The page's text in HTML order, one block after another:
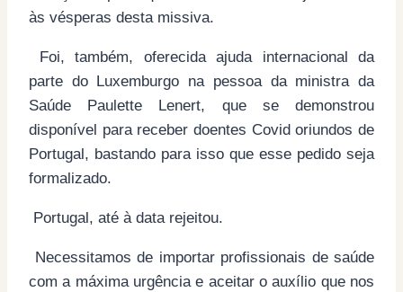
às vésperas desta missiva.
Foi, também, oferecida ajuda internacional da
parte do Luxemburgo na pessoa da ministra da
Saúde Paulette Lenert, que se demonstrou
disponível para receber doentes Covid oriundos de
Portugal, bastando para isso que esse pedido seja
formalizado.
Portugal, até à data rejeitou.
Necessitamos de importar profissionais de saúde
com a máxima urgência e aceitar o auxílio que nos